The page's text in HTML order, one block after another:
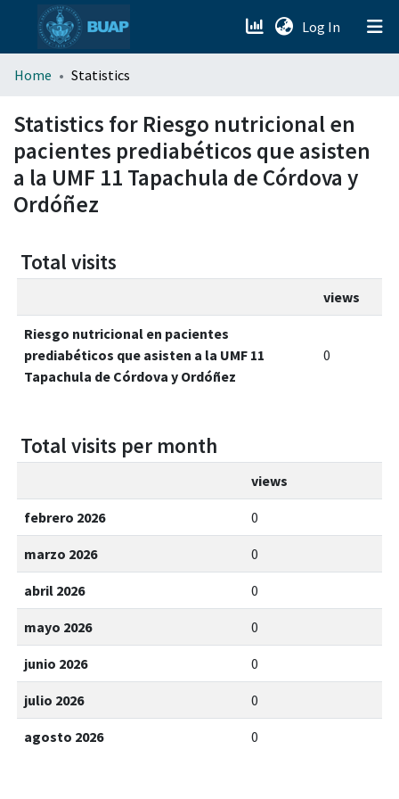
Log In (current)
menu.section.about_menu
All of DSpace
Home Statistics
Statistics for Riesgo nutricional en
pacientes prediabéticos que asisten
a la UMF 11 Tapachula de Córdova y
Ordóñez
Total visits
views
Riesgo nutricional en pacientes
prediabéticos que asisten a la UMF 11
Tapachula de Córdova y Ordóñez
0
Total visits per month
views
febrero 2026 0
marzo 2026 0
abril 2026 0
mayo 2026 0
junio 2026 0
julio 2026 0
agosto 2026 0